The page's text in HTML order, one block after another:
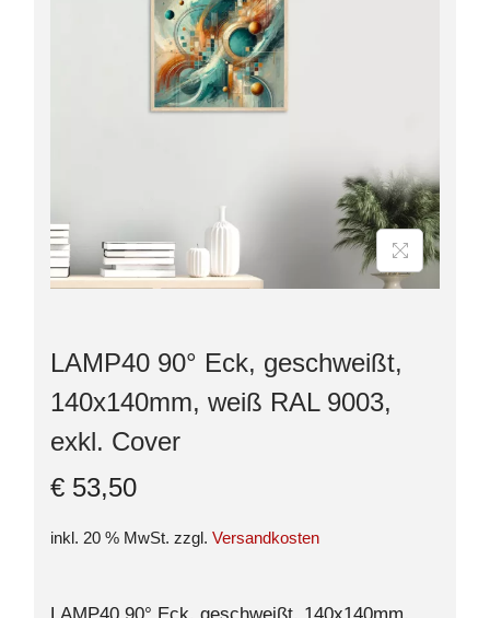
LAMP40 90° Eck, geschweißt,
140x140mm, weiß RAL 9003,
exkl. Cover
€ 53,50
inkl. 20 % MwSt. zzgl. Versandkosten